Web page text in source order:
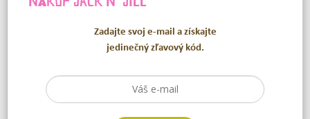
formulára na Webe. Použitie formulára si vyžaduje poskytnutie osobných
údajov potrebných na to, aby sme Vás mohli kontaktovať a odpovedať na
prijatie a vybavenie dotazu; ak ich neposkytnete, nebude možné dotaz
spracovať. Poskytnutie iných údajov (napr. v obsahu správy) je dobrovoľné.
7.11 Vaše osobné údaje spracúvame na tieto účely:
Zadajte svoj e-mail a získajte
jedinečný zľavový kód.